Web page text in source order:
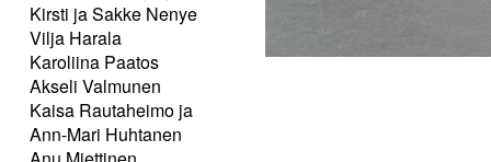
Kirsti ja Sakke Nenye
Vilja Harala
Karoliina Paatos
Akseli Valmunen
Kaisa Rautaheimo ja
Ann-Mari Huhtanen